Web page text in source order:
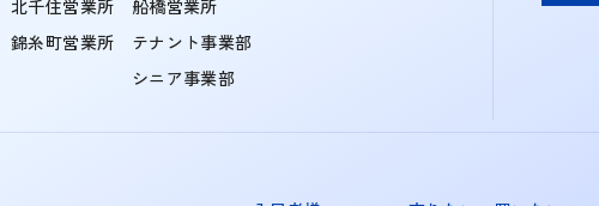
北千住営業所
錦糸町営業所
船橋営業所
テナント事業部
シニア事業部